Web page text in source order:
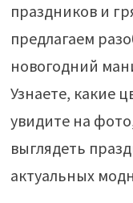
праздников и
предлагаем
новогодний
Узнаете, какие
увидите на
выглядеть
актуальных